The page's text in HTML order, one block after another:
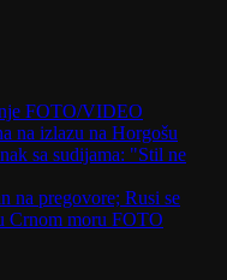
FOTO/VIDEO
na izlazu na Horgošu
sa sudijama: "Stil ne
na pregovore; Rusi se
Crnom moru FOTO